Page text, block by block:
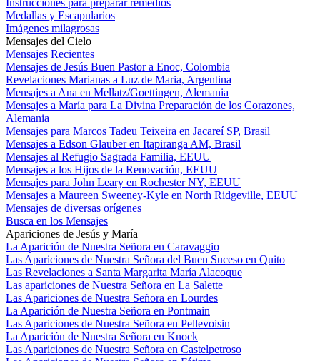
Medallas y Escapularios
Imágenes milagrosas
Mensajes del Cielo
Mensajes Recientes
Mensajes de Jesús Buen Pastor a Enoc, Colombia
Revelaciones Marianas a Luz de Maria, Argentina
Mensajes a Ana en Mellatz/Goettingen, Alemania
Mensajes a María para La Divina Preparación de los Corazones,
Alemania
Mensajes para Marcos Tadeu Teixeira en Jacareí SP, Brasil
Mensajes a Edson Glauber en Itapiranga AM, Brasil
Mensajes al Refugio Sagrada Familia, EEUU
Mensajes a los Hijos de la Renovación, EEUU
Mensajes para John Leary en Rochester NY, EEUU
Mensajes a Maureen Sweeney-Kyle en North Ridgeville, EEUU
Mensajes de diversas orígenes
Busca en los Mensajes
Apariciones de Jesús y María
La Aparición de Nuestra Señora en Caravaggio
Las Apariciones de Nuestra Señora del Buen Suceso en Quito
Las Revelaciones a Santa Margarita María Alacoque
Las apariciones de Nuestra Señora en La Salette
Las Apariciones de Nuestra Señora en Lourdes
La Aparición de Nuestra Señora en Pontmain
Las Apariciones de Nuestra Señora en Pellevoisin
La Aparición de Nuestra Señora en Knock
Las Apariciones de Nuestra Señora en Castelpetroso